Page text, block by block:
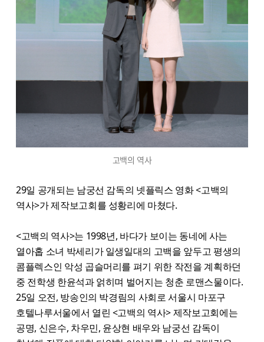
고백의 역사
29일 공개되는 남궁선 감독의 넷플릭스 영화 <고백의
역사>가 제작보고회를 성황리에 마쳤다.
<고백의 역사>는 1998년, 바다가 보이는 동네에 사는
열아홉 소녀 박세리가 일생일대의 고백을 앞두고 평생의
콤플렉스인 악성 곱슬머리를 펴기 위한 작전을 계획하던
중 전학생 한윤석과 얽히며 벌어지는 청춘 로맨스물이다.
25일 오전, 방송인의 박경림의 사회로 서울시 마포구
호텔나루서울에서 열린 <고백의 역사> 제작보고회에는
공명, 신은수, 차우민, 윤상현 배우와 남궁선 감독이